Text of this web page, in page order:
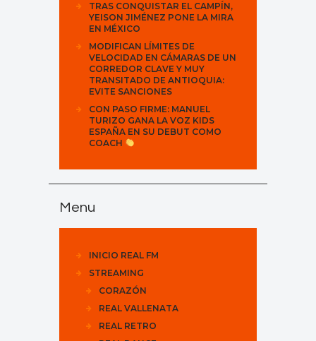
TRAS CONQUISTAR EL CAMPÍN,
YEISON JIMÉNEZ PONE LA MIRA
EN MÉXICO
MODIFICAN LÍMITES DE
VELOCIDAD EN CÁMARAS DE UN
CORREDOR CLAVE Y MUY
TRANSITADO DE ANTIOQUIA:
EVITE SANCIONES
CON PASO FIRME: MANUEL
TURIZO GANA LA VOZ KIDS
ESPAÑA EN SU DEBUT COMO
COACH
Menu
INICIO REAL FM
STREAMING
CORAZÓN
REAL VALLENATA
REAL RETRO